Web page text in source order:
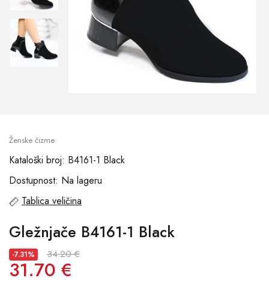
Ženske čizme
Kataloški broj: B4161-1 Black
Dostupnost: Na lageru
Tablica veličina
Gležnjače B4161-1 Black
-7.31% 34.20 €
31.70 €